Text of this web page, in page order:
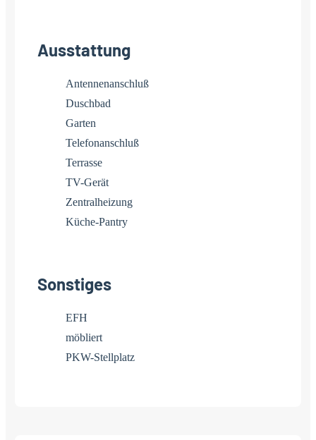
Ausstattung
Antennenanschluß
Duschbad
Garten
Telefonanschluß
Terrasse
TV-Gerät
Zentralheizung
Küche-Pantry
Sonstiges
EFH
möbliert
PKW-Stellplatz